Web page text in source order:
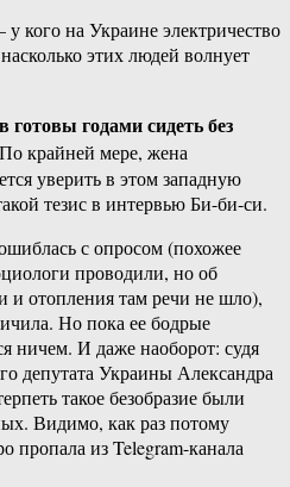
кого на Украине электричество
этих людей волнует
готовы годами сидеть без
крайней мере, жена
уверить в этом западную
тезис в интервью Би-би-си.
с опросом (похожее
проводили, но об
и отопления там речи не шло),
Но пока ее бодрые
ничем. И даже наоборот: судя
депутата Украины Александра
такое безобразие были
Видимо, как раз потому
пропала из Telegram-канала